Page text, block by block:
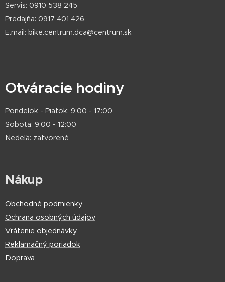
Servis: 0910 538 245
Predajňa: 0917 401 426
E.mail: bike.centrum.dca@centrum.sk
Otváracie hodiny
Pondelok - Piatok: 9:00 - 17:00
Sobota: 9:00 - 12:00
Nedeľa: zatvorené
Nákup
Obchodné podmienky
Ochrana osobných údajov
Vrátenie objednávky
Reklamačný poriadok
Doprava